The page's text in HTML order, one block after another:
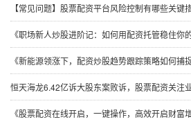
【常见问题】股票配资平台风险控制有哪些关键
《职场新人炒股进阶记：如何用配资托管稳住你
《新能源领涨下，配资炒股趋势跟踪策略如何捕
恒天海龙6.42亿诉大股东案败诉，股票配资关注
《股票配资在线开启，一键操作，高效开启财富